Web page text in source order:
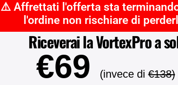
⚠️ Affrettati l'offerta sta
l'ordine non rischiare di
Riceverai laVortexProa
€69 (invece di€138)